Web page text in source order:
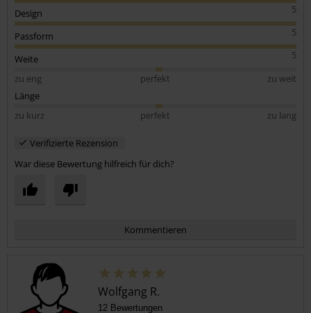
5
Design
5
Passform
5
Weite
zu eng
perfekt
zu weit
Länge
zu kurz
perfekt zu lang
Verifizierte Rezension
War diese Bewertung hilfreich für dich?
Kommentieren
Wolfgang R.
12 Bewertungen